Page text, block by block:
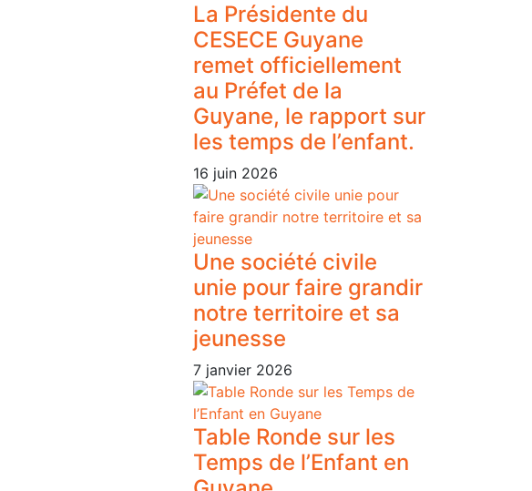
La Présidente du
CESECE Guyane
remet officiellement
au Préfet de la
Guyane, le rapport sur
les temps de l’enfant.
16 juin 2026
Une société civile
unie pour faire grandir
notre territoire et sa
jeunesse
7 janvier 2026
Table Ronde sur les
Temps de l’Enfant en